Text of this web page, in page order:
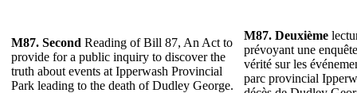
M87. Second Reading of Bill 87, An Act to
provide for a public inquiry to discover the
truth about events at Ipperwash Provincial
Park leading to the death of Dudley George.
M87. Deuxième
prévoyant une
vérité sur les
parc provincial